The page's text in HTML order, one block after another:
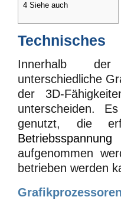
4 Siehe auch
Technisches
Innerhalb der
unterschiedliche
der 3D-
unterscheiden.
genutzt, die
Betriebsspannung
aufgenommen
betrieben werden
Grafikprozessoren